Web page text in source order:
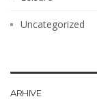
Uncategorized
ARHIVE